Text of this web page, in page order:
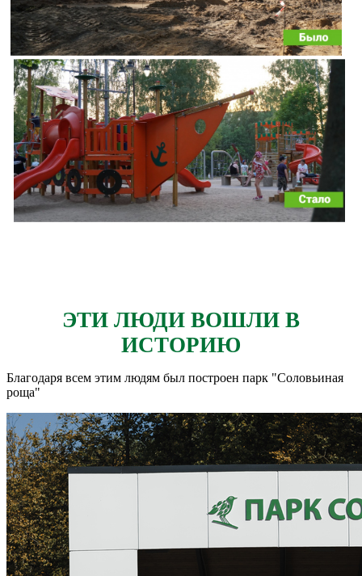
ЭТИ ЛЮДИ ВОШЛИ В
ИСТОРИЮ
Благодаря всем этим людям был построен парк "Соловьиная
роща"